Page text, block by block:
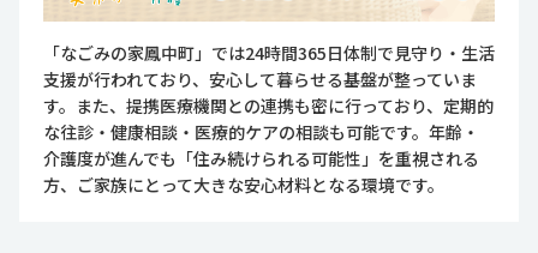
「なごみの家鳳中町」では24時間365日体制で見守り・生活
支援が行われており、安心して暮らせる基盤が整っていま
す。また、提携医療機関との連携も密に行っており、定期的
な往診・健康相談・医療的ケアの相談も可能です。年齢・
介護度が進んでも「住み続けられる可能性」を重視される
方、ご家族にとって大きな安心材料となる環境です。